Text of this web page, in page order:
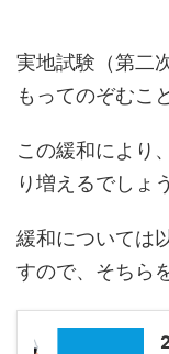
実地試験（第二
もってのぞむこ
この緩和により
り増えるでしょう
緩和については
すので、そちら